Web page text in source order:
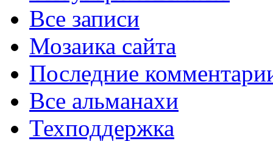
Все записи
Мозаика сайта
Последние
Все альманахи
Техподдержка